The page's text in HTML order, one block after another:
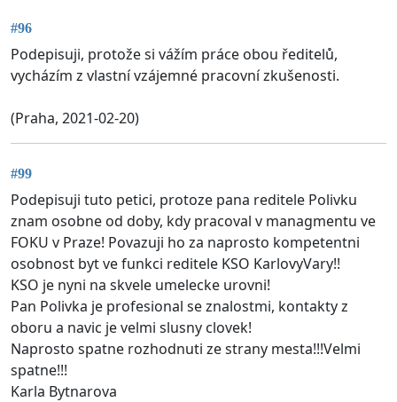
#96
Podepisuji, protože si vážím práce obou ředitelů,
vycházím z vlastní vzájemné pracovní zkušenosti.
(Praha, 2021-02-20)
#99
Podepisuji tuto petici, protoze pana reditele Polivku
znam osobne od doby, kdy pracoval v managmentu ve
FOKU v Praze! Povazuji ho za naprosto kompetentni
osobnost byt ve funkci reditele KSO KarlovyVary!!
KSO je nyni na skvele umelecke urovni!
Pan Polivka je profesional se znalostmi, kontakty z
oboru a navic je velmi slusny clovek!
Naprosto spatne rozhodnuti ze strany mesta!!!Velmi
spatne!!!
Karla Bytnarova